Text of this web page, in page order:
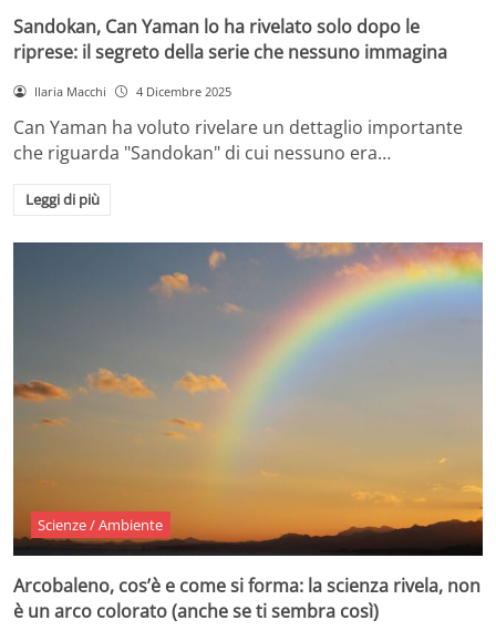
Sandokan, Can Yaman lo ha rivelato solo dopo le
riprese: il segreto della serie che nessuno immagina
Ilaria Macchi 4 Dicembre 2025
Can Yaman ha voluto rivelare un dettaglio importante
che riguarda "Sandokan" di cui nessuno era…
Leggi di più
Scienze / Ambiente
Arcobaleno, cos’è e come si forma: la scienza rivela, non
è un arco colorato (anche se ti sembra così)